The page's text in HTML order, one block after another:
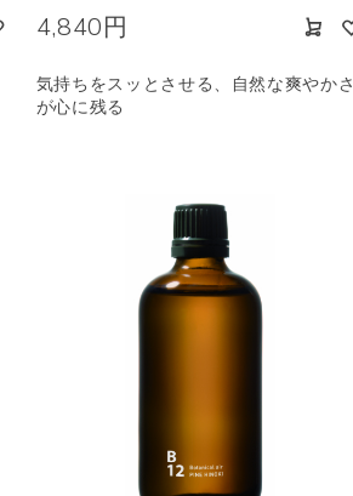
4,840円
気持ちをスッとさせる、自然な爽やかさ
が心に残る